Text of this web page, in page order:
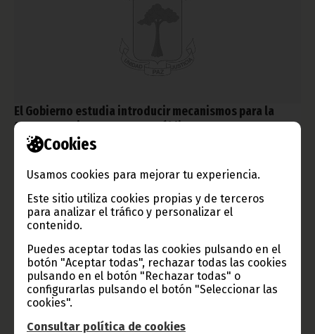
Cookies
Usamos cookies para mejorar tu experiencia.
Este sitio utiliza cookies propias y de terceros
para analizar el tráfico y personalizar el
contenido.
Puedes aceptar todas las cookies pulsando en el
botón "Aceptar todas", rechazar todas las cookies
pulsando en el botón "Rechazar todas" o
configurarlas pulsando el botón "Seleccionar las
cookies".
Consultar política de cookies
El Gobierno estudia introducir mecanismos para la
transparencia en empresas públicas
noviembre 02, 2013
El Vicepresidente Primero de la República, Encargado de
Asuntos Presidenciales, Ignacio Milam Tang, se reunió con el
Ministro de Hacienda y Presupuestos, Marcelino Owono Edu,
para analizar la intención del Gobierno de crear mecanismos
que puedan mejorar la transparencia en los servicios
financieros y las empresas públicas.
Noticias Gobierno